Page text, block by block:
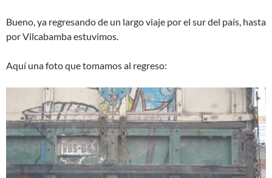
Bueno, ya regresando de un largo viaje por el sur del país, hasta
por Vilcabamba estuvimos.
Aquí una foto que tomamos al regreso: